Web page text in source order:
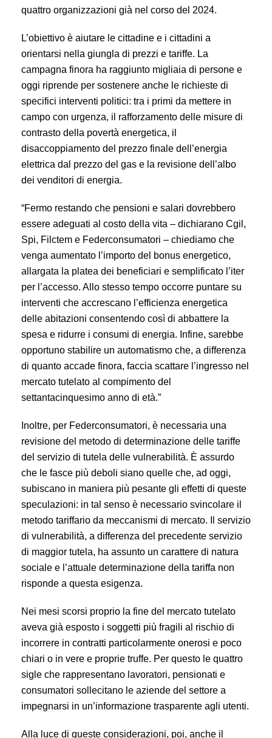
quattro organizzazioni già nel corso del 2024.
L’obiettivo è aiutare le cittadine e i cittadini a
orientarsi nella giungla di prezzi e tariffe. La
campagna finora ha raggiunto migliaia di persone e
oggi riprende per sostenere anche le richieste di
specifici interventi politici: tra i primi da mettere in
campo con urgenza, il rafforzamento delle misure di
contrasto della povertà energetica, il
disaccoppiamento del prezzo finale dell’energia
elettrica dal prezzo del gas e la revisione dell’albo
dei venditori di energia.
“Fermo restando che pensioni e salari dovrebbero
essere adeguati al costo della vita – dichiarano Cgil,
Spi, Filctem e Federconsumatori – chiediamo che
venga aumentato l’importo del bonus energetico,
allargata la platea dei beneficiari e semplificato l’iter
per l’accesso. Allo stesso tempo occorre puntare su
interventi che accrescano l’efficienza energetica
delle abitazioni consentendo così di abbattere la
spesa e ridurre i consumi di energia. Infine, sarebbe
opportuno stabilire un automatismo che, a differenza
di quanto accade finora, faccia scattare l’ingresso nel
mercato tutelato al compimento del
settantacinquesimo anno di età.”
Inoltre, per Federconsumatori, è necessaria una
revisione del metodo di determinazione delle tariffe
del servizio di tutela delle vulnerabilità. È assurdo
che le fasce più deboli siano quelle che, ad oggi,
subiscano in maniera più pesante gli effetti di queste
speculazioni: in tal senso è necessario svincolare il
metodo tariffario da meccanismi di mercato. Il servizio
di vulnerabilità, a differenza del precedente servizio
di maggior tutela, ha assunto un carattere di natura
sociale e l’attuale determinazione della tariffa non
risponde a questa esigenza.
Nei mesi scorsi proprio la fine del mercato tutelato
aveva già esposto i soggetti più fragili al rischio di
incorrere in contratti particolarmente onerosi e poco
chiari o in vere e proprie truffe. Per questo le quattro
sigle che rappresentano lavoratori, pensionati e
consumatori sollecitano le aziende del settore a
impegnarsi in un’informazione trasparente agli utenti.
Alla luce di queste considerazioni, poi, anche il